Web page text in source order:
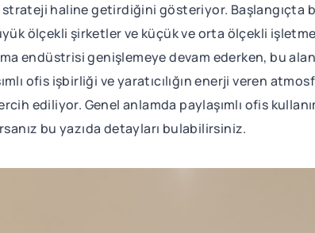
haline getirdiğini gösteriyor. Başlangıçta
ölçekli şirketler ve küçük ve orta ölçekli
endüstrisi genişlemeye devam ederken, bu
ofis işbirliği ve yaratıcılığın enerji veren
ediliyor. Genel anlamda paylaşımlı ofis
bu yazıda detayları bulabilirsiniz.